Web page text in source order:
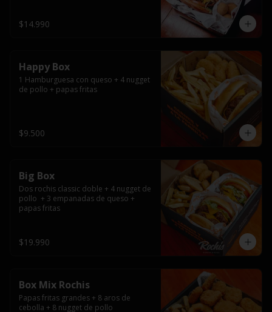
$14.990
Happy Box
1 Hamburguesa con queso + 4 nugget
de pollo + papas fritas
$9.500
Big Box
Dos rochis classic doble + 4 nugget de
pollo  + 3 empanadas de queso +
papas fritas
$19.990
Box Mix Rochis
Papas fritas grandes + 8 aros de
cebolla + 8 nugget de pollo